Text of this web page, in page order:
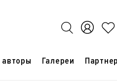
Галереи